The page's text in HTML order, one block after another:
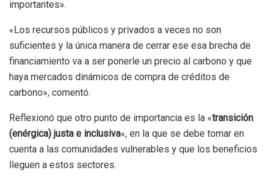
importantes».
«Los recursos públicos y privados a veces no son
suficientes y la única manera de cerrar ese esa brecha de
financiamiento va a ser ponerle un precio al carbono y que
haya mercados dinámicos de compra de créditos de
carbono», comentó.
Reflexionó que otro punto de importancia es la «transición
(enérgica) justa e inclusiva«, en la que se debe tomar en
cuenta a las comunidades vulnerables y que los beneficios
lleguen a estos sectores.